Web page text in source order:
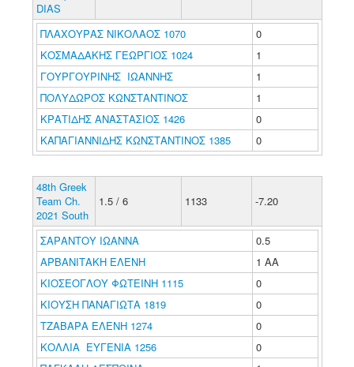
DIAS
ΠΛΑΧΟΥΡΑΣ ΝΙΚΟΛΑΟΣ 1070
0
ΚΟΣΜΑΔΑΚΗΣ ΓΕΩΡΓΙΟΣ 1024
1
ΓΟΥΡΓΟΥΡΙΝΗΣ ΙΩΑΝΝΗΣ
1
ΠΟΛΥΔΩΡΟΣ ΚΩΝΣΤΑΝΤΙΝΟΣ
1
ΚΡΑΤΙΔΗΣ ΑΝΑΣΤΑΣΙΟΣ 1426
0
ΚΑΠΑΓΙΑΝΝΙΔΗΣ ΚΩΝΣΤΑΝΤΙΝΟΣ 1385
0
48th Greek
Team Ch.
2021 South
1.5 / 6 1133 -7.20
ΣΑΡΑΝΤΟΥ ΙΩΑΝΝΑ
0.5
ΑΡΒΑΝΙΤΑΚΗ ΕΛΕΝΗ
1 ΑΑ
ΚΙΟΣΕΟΓΛΟΥ ΦΩΤΕΙΝΗ 1115
0
ΚΙΟΥΣΗ ΠΑΝΑΓΙΩΤΑ 1819
0
ΤΖΑΒΑΡΑ ΕΛΕΝΗ 1274
0
ΚΟΛΛΙΑ ΕΥΓΕΝΙΑ 1256
0